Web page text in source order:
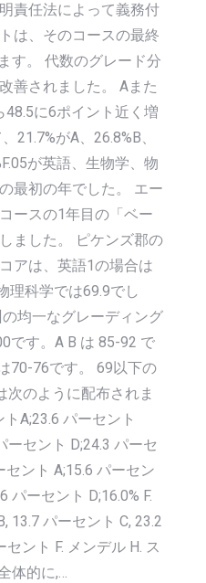
責任法によって義務付
は、そのコースの最終
す。 代数のグレード分
善されました。 Aまた
48.5に6ポイント近く増
21.7%がA、26.8%B、
が英語、生物学、物
最初の年でした。 エー
ースの1年目の「ベー
ました。 ピケンズ郡の
アは、英語1の場合は
理科学では69.9でし
均一なグレーディング
です。A B は 85-92 で
70-76です。 69以下の
次のように配布されま
A;23.6 パーセント
ーセント D;24.3 パーセ
セント A;15.6 パーセン
パーセント D;16.0% F.
13.7 パーセント C, 23.2
ント F. メンデル H. ス
体的に,…